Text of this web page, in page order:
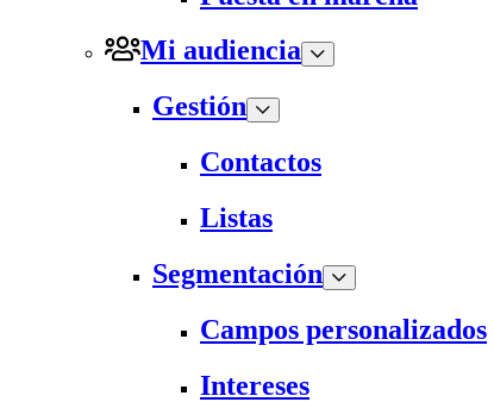
Mi audiencia
Gestión
Contactos
Listas
Segmentación
Campos personalizados
Intereses